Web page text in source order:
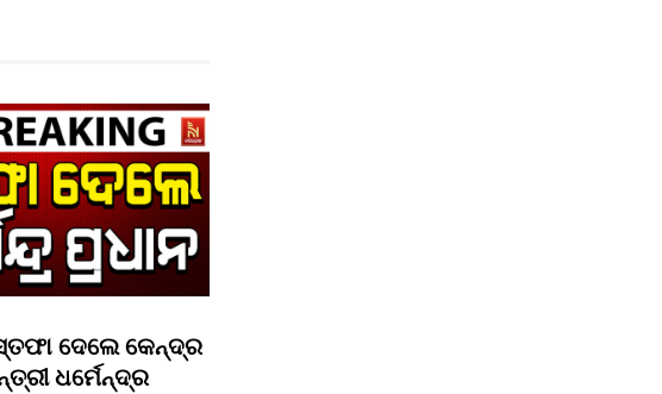
ଦେଲେ କେନ୍ଦ୍ର
ଧର୍ମେନ୍ଦ୍ର